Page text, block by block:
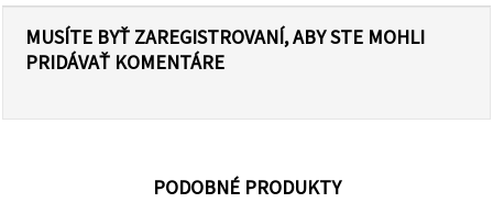
MUSÍTE BYŤ ZAREGISTROVANÍ, ABY STE MOHLI
PRIDÁVAŤ KOMENTÁRE
PODOBNÉ PRODUKTY